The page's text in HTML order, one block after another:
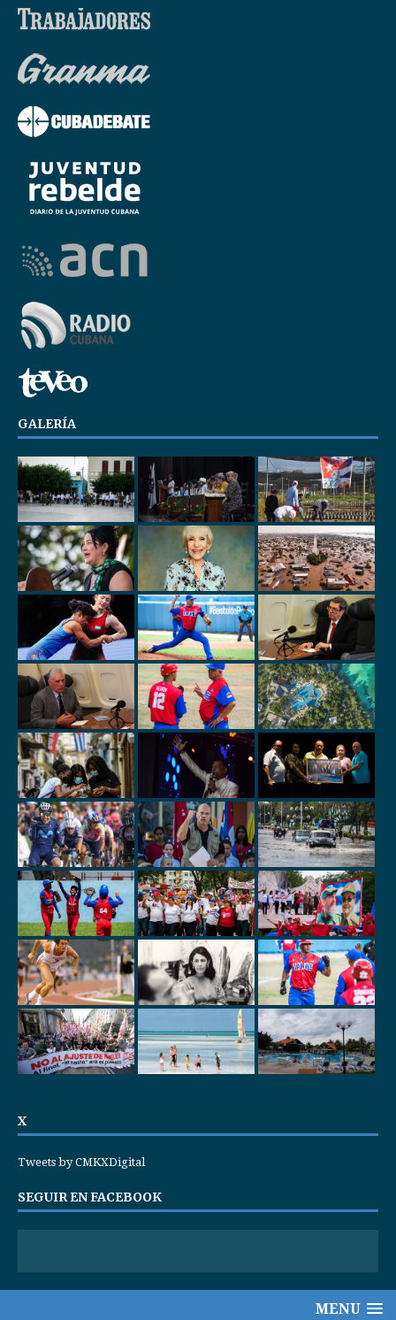
GALERÍA
X
Tweets by CMKXDigital
SEGUIR EN FACEBOOK
MENU